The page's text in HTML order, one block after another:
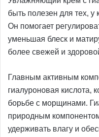
быть полезен для тех,
Он помогает
уменьшая блеск и
более свежей и
Главным активным
гиалуроновая кислота,
борьбе с морщинами.
природным
удерживать влагу и